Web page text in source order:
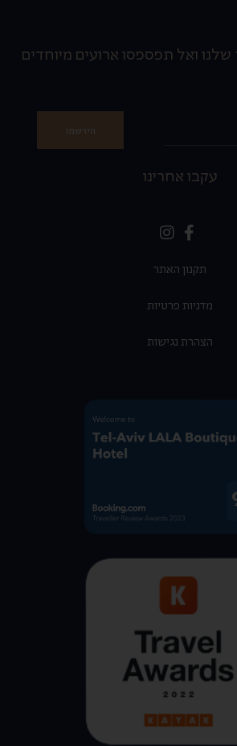
שלנו ואל תפספסו ארועים מיוחדים
הירשמו
עקבו אחרינו
תקנון האתר
מדניות פרטיות
הצהרת נגישות